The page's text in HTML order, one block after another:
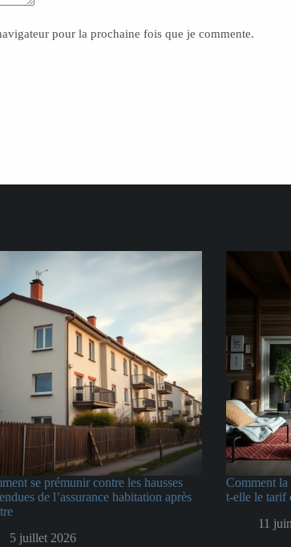
pour la prochaine fois que je commente.
se prémunir contre les hausses
de l’assurance habitation après
5 juillet 2026
Comment la
t-elle le tarif
11